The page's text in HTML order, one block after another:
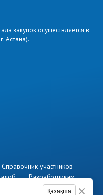
закупок осуществляется в
Астана).
Справочник участников
Разработчикам
Қазақша